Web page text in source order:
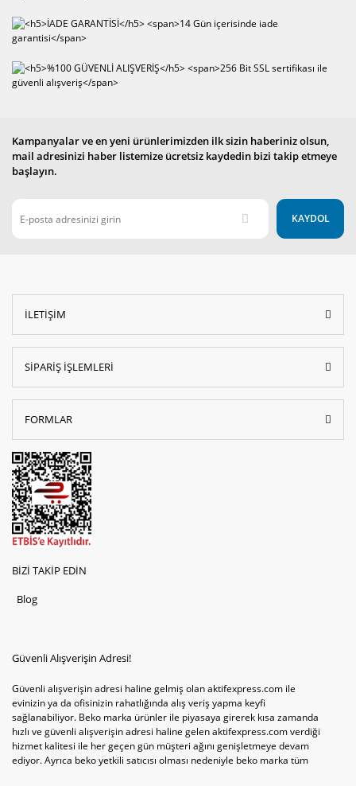
Kampanyalar ve en yeni ürünlerimizden ilk sizin haberiniz olsun,
mail adresinizi haber listemize ücretsiz kaydedin bizi takip etmeye
başlayın.
KAYDOL
İLETİŞİM
SİPARİŞ İŞLEMLERİ
FORMLAR
BİZİ TAKİP EDİN
Blog
Güvenli Alışverişin Adresi!
Güvenli alışverişin adresi haline gelmiş olan aktifexpress.com ile
evinizin ya da ofisinizin rahatlığında alış veriş yapma keyfi
sağlanabiliyor. Beko marka ürünler ile piyasaya girerek kısa zamanda
hızlı ve güvenli alışverişin adresi haline gelen aktifexpress.com verdiği
hizmet kalitesi ile her geçen gün müşteri ağını genişletmeye devam
ediyor. Ayrıca beko yetkili satıcısı olması nedeniyle beko marka tüm